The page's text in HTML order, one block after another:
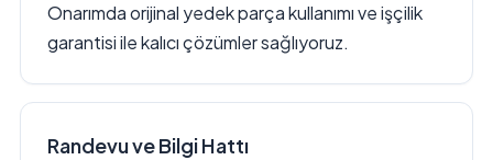
Onarımda orijinal yedek parça kullanımı ve işçilik
garantisi ile kalıcı çözümler sağlıyoruz.
Randevu ve Bilgi Hattı